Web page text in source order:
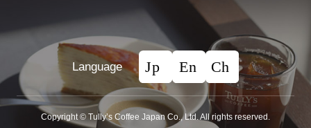
Language
Copyright © Tullyʼs Coffee Japan Co., Ltd. All rights reserved.